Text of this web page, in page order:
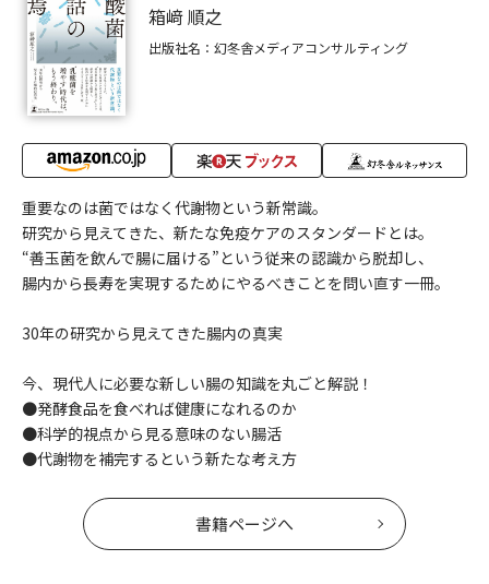
箱﨑 順之
出版社名：幻冬舎メディアコンサルティング
重要なのは菌ではなく代謝物という新常識。
研究から見えてきた、新たな免疫ケアのスタンダードとは。
“善玉菌を飲んで腸に届ける”という従来の認識から脱却し、
腸内から長寿を実現するためにやるべきことを問い直す一冊。
30年の研究から見えてきた腸内の真実
今、現代人に必要な新しい腸の知識を丸ごと解説！
●発酵食品を食べれば健康になれるのか
●科学的視点から見る意味のない腸活
●代謝物を補完するという新たな考え方
書籍ページへ